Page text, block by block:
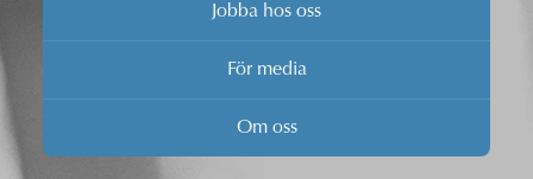
Jobba hos oss
För media
Om oss